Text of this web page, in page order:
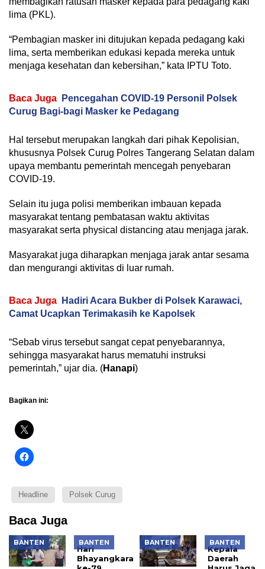
lima (PKL).
“Pembagian masker ini ditujukan kepada pedagang kaki
lima, serta memberikan edukasi kepada mereka untuk
menjaga kesehatan dan kebersihan,” kata IPTU Toto.
Baca Juga
Pencegahan COVID-19 Personil Polsek
Curug Bagi-bagi Masker ke Pedagang
Hal tersebut merupakan langkah dari pihak Kepolisian,
khususnya Polsek Curug Polres Tangerang Selatan dalam
upaya membantu pemerintah mencegah penyebaran
COVID-19.
Selain itu juga polisi memberikan imbauan kepada
masyarakat tentang pembatasan waktu aktivitas
masyarakat serta physical distancing atau menjaga jarak.
Masyarakat juga diharapkan menjaga jarak antar sesama
dan mengurangi aktivitas di luar rumah.
Baca Juga
Hadiri Acara Bukber di Polsek Karawaci,
Camat Ucapkan Terimakasih ke Kapolsek
“Sebab virus tersebut sangat cepat penyebarannya,
sehingga masyarakat harus mematuhi instruksi
pemerintah,” ujar dia. (Hanapi)
Bagikan ini:
Headline Polsek Curug
Baca Juga
BANTEN BANTEN
Hari
Bhayangkara
BANTEN BANTEN
Kepala
Daerah